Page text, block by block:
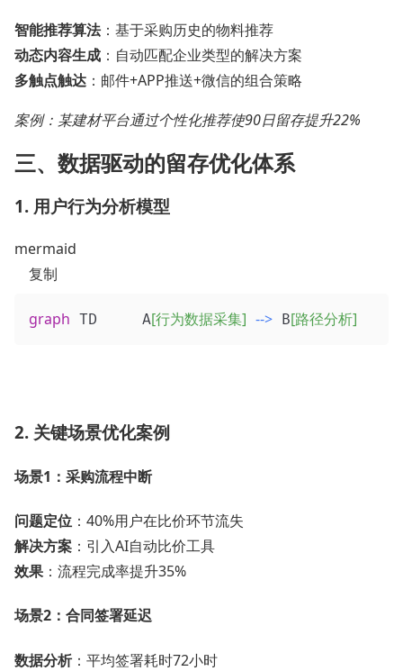
智能推荐算法：基于采购历史的物料推荐
动态内容生成 ：自动匹配企业类型的解决方案
多触点触达 ：邮件+APP推送+微信的组合策略
案例：某建材平台通过个性化推荐使90日留存提升22%
三、数据驱动的留存优化体系
1. 用户行为分析模型
mermaid
复制
graph TD     A[行为数据采集] --> B[路径分析]
2. 关键场景优化案例
场景1：采购流程中断
问题定位 ：40%用户在比价环节流失
解决方案 ：引入AI自动比价工具
效果 ：流程完成率提升35%
场景2：合同签署延迟
数据分析：平均签署耗时72小时